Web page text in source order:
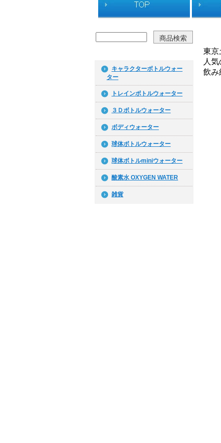
キャラクターボトルウォー
ター
トレインボトルウォーター
３Ｄボトルウォーター
ボディウォーター
球体ボトルウォーター
球体ボトルminiウォーター
酸素水 OXYGEN WATER
雑貨
東京
人
飲み